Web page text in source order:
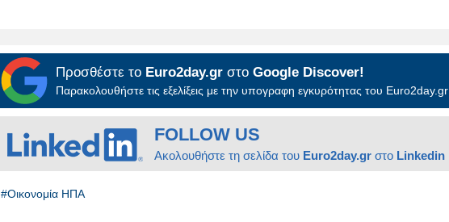
Προσθέστε το Euro2day.gr στοGoogle Discover!
Παρακολουθήστε τις εξελίξεις με την υπογραφη εγκυρότητας του Euro2day.gr
FOLLOW US
Ακολουθήστε τη σελίδα του Euro2day.gr στο Linkedin
#Οικονομία ΗΠΑ